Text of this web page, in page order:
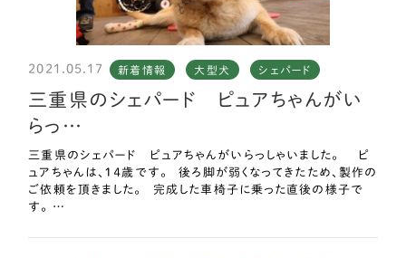
2021.05.17 新着情報 大型犬 シェパード
三重県のシェパード ピュアちゃんがい
らっ…
三重県のシェパード ピュアちゃんがいらっしゃいました。 ピ
ュアちゃんは、１４歳です。 後ろ脚が弱くなってきたため、製作の
ご依頼を頂きました。 完成した車椅子に乗った直後の様子で
す。 …